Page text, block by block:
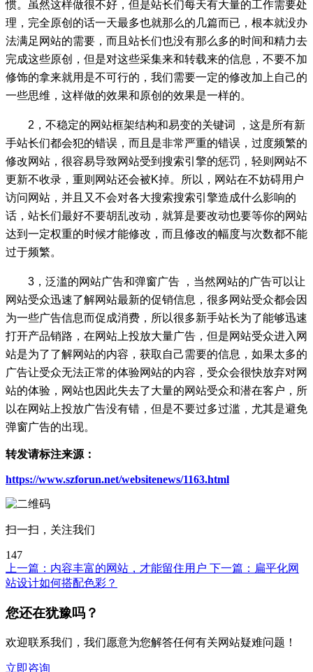
惯。虽然这样做很不好，但是站长们每天有大量的工作需要处
理，完全原创的话一天最多也就那么的几篇而已，根本就没办
法满足网站的需要，而且站长们也没有那么多的时间和精力去
完成这些原创，但是对这些采集来和转载来的信息，不要不加
修饰的拿来就用是不可行的，我们需要一定的修改加上自己的
一些思维，这样做的效果和原创的效果是一样的。
2，不稳定的网站框架结构和易变的关键词 ，这是所有新
手站长们都会犯的错误，而且是非常严重的错误，过度频繁的
修改网站，很容易导致网站受到搜索引擎的惩罚，轻则网站不
更新不收录，重则网站还会被K掉。所以，网站在不妨碍用户
访问网站，并且又不会对各大搜索搜索引擎造成什么影响的
话，站长们最好不要胡乱改动，就算是要改动也要等你的网站
达到一定权重的时候才能修改，而且修改的幅度与次数都不能
过于频繁。
3，泛滥的网站广告和弹窗广告 ，当然网站的广告可以让
网站受众迅速了解网站最新的促销信息，很多网站受众都会因
为一些广告信息而促成消费，所以很多新手站长为了能够迅速
打开产品销路，在网站上投放大量广告，但是网站受众进入网
站是为了了解网站的内容，获取自己需要的信息，如果太多的
广告让受众无法正常的体验网站的内容，受众会很快放弃对网
站的体验，网站也因此失去了大量的网站受众和潜在客户，所
以在网站上投放广告没有错，但是不要过多过滥，尤其是避免
弹窗广告的出现。
转发请标注来源：
https://www.szforun.net/websitenews/1163.html
扫一扫，关注我们
147
上一篇： 内容丰富的网站，才能留住用户 下一篇： 扁平化网
站设计如何搭配色彩？
您还在犹豫吗？
欢迎联系我们，我们愿意为您解答任何有关网站疑难问题！
立即咨询